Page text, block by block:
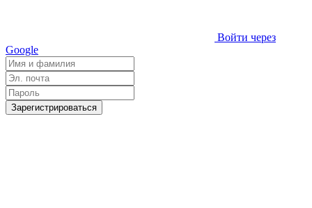
Войти через
Google
Зарегистрироваться